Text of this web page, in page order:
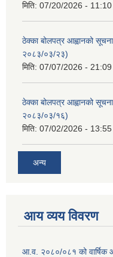
मिति: 07/20/2026 - 11:10
ठेक्का बोलपत्र आह्वानको
२०८३/०३/२३)
मिति: 07/07/2026 - 21:09
ठेक्का बोलपत्र आह्वानको
२०८३/०३/१६)
मिति: 07/02/2026 - 13:55
अन्य
आय व्यय विवरण
आ.व. २०८०/०८१ को वार्षिक